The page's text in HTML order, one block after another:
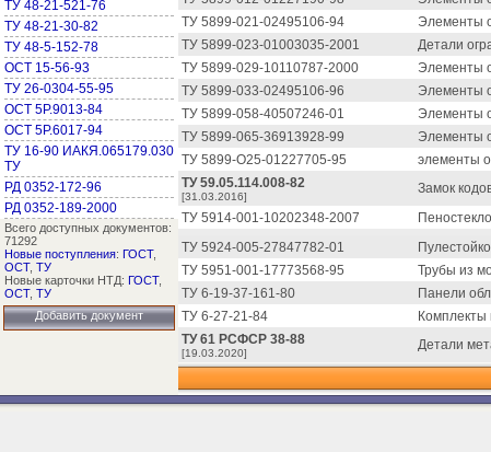
ТУ 48-21-521-76
ТУ 48-21-30-82
ТУ 48-5-152-78
ОСТ 15-56-93
ТУ 26-0304-55-95
ОСТ 5Р.9013-84
ОСТ 5Р.6017-94
ТУ 16-90 ИАКЯ.065179.030
ТУ
РД 0352-172-96
РД 0352-189-2000
Всего доступных документов:
71292
Новые поступления: ГОСТ,
ОСТ, ТУ
Новые карточки НТД: ГОСТ,
ОСТ, ТУ
Добавить документ
ТУ 5899-021-02495106-94
Элементы
ТУ 5899-023-01003035-2001
Детали
ТУ 5899-029-10110787-2000
Элементы
ТУ 5899-033-02495106-96
Элементы
ТУ 5899-058-40507246-01
Элементы
ТУ 5899-065-36913928-99
Элементы
ТУ 5899-О25-01227705-95
элементы
ТУ 59.05.114.008-82
[31.03.2016]
Замок
ТУ 5914-001-10202348-2007
ТУ 5924-005-27847782-01
ТУ 5951-001-17773568-95
Трубы из
ТУ 6-19-37-161-80
Панели
ТУ 6-27-21-84
Комплекты
ТУ 61 РСФСР 38-88
[19.03.2020]
Детали